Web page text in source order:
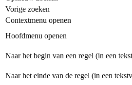
Vorige zoeken
Contextmenu openen
Hoofdmenu openen
Naar het begin van een regel (in een
Naar het einde van de regel (in een